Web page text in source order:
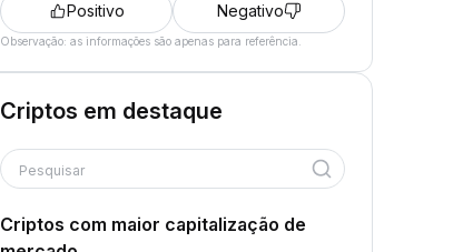
Positivo Negativo
Observação: as informações são apenas para referência.
Criptos em destaque
Pesquisar
Criptos com maior capitalização de